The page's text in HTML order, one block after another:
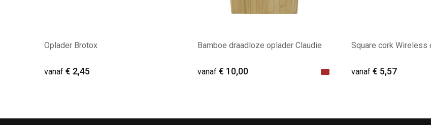
Oplader Brotox
vanaf € 2,45
Bamboe draadloze oplader Claudie
vanaf€ 10,00
Square cork Wireless
vanaf € 5,57